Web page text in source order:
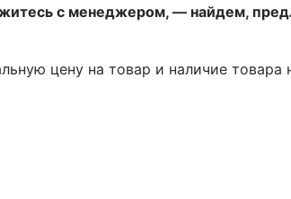
с менеджером, — найдем,
цену на товар и наличие товара